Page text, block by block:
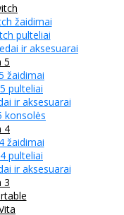
žaidimai
pulteliai
ir aksesuarai
5
žaidimai
pulteliai
ir aksesuarai
konsolės
4
žaidimai
pulteliai
ir aksesuarai
3